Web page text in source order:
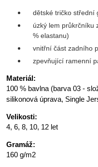
dětské tričko střední
úzký lem průkrčníku
% elastanu)
vnitřní část zadního
zpevňující ramenní
Materiál:
100 % bavlna (barva 03 -
silikonová úprava, Single
Velikosti:
4, 6, 8, 10, 12 let
Gramáž:
160 g/m2